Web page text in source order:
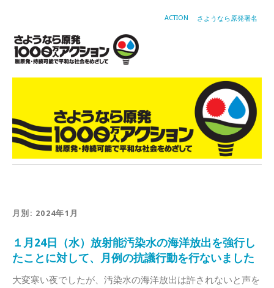
ACTION さようなら原発署名
月別: 2024年1月
１月24日（水）放射能汚染水の海洋放出を強行し
たことに対して、月例の抗議行動を行ないました
大変寒い夜でしたが、汚染水の海洋放出は許されないと声を